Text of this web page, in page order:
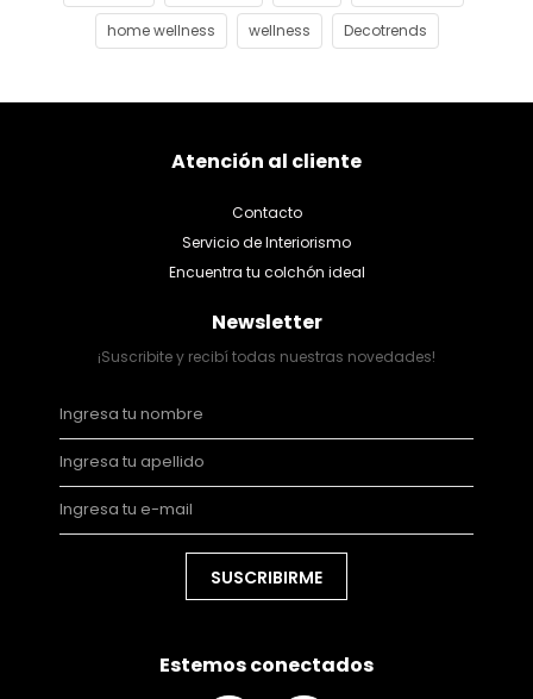
home wellness wellness Decotrends
Atención al cliente
Contacto
Servicio de Interiorismo
Encuentra tu colchón ideal
Newsletter
¡Suscribite y recibí todas nuestras novedades!
SUSCRIBIRME
Estemos conectados